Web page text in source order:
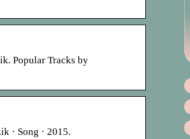
Popular Tracks by
· Song · 2015.